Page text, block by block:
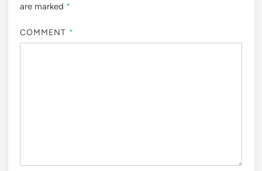
are marked *
COMMENT *